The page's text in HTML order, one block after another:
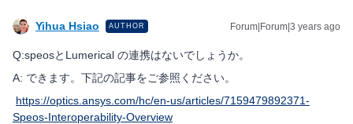
Yihua Hsiao AUTHOR Forum|Forum|3 years ago
Q:speosとLumerical の連携はないでしょうか。
A: できます。下記の記事をご参照ください。
https://optics.ansys.com/hc/en-us/articles/7159479892371-
Speos-Interoperability-Overview